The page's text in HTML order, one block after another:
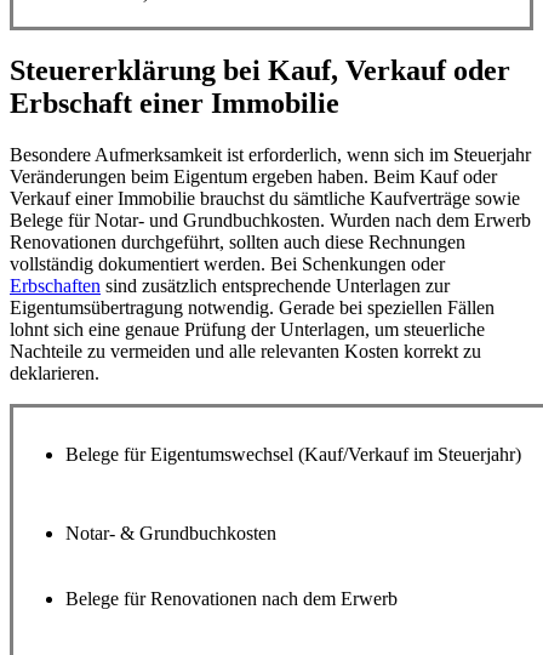
Steuererklärung bei Kauf, Verkauf oder
Erbschaft einer Immobilie
Besondere Aufmerksamkeit ist erforderlich, wenn sich im Steuerjahr
Veränderungen beim Eigentum ergeben haben. Beim Kauf oder
Verkauf einer Immobilie brauchst du sämtliche Kaufverträge sowie
Belege für Notar- und Grundbuchkosten. Wurden nach dem Erwerb
Renovationen durchgeführt, sollten auch diese Rechnungen
vollständig dokumentiert werden. Bei Schenkungen oder
Erbschaften sind zusätzlich entsprechende Unterlagen zur
Eigentumsübertragung notwendig. Gerade bei speziellen Fällen
lohnt sich eine genaue Prüfung der Unterlagen, um steuerliche
Nachteile zu vermeiden und alle relevanten Kosten korrekt zu
deklarieren.
Belege für Eigentumswechsel (Kauf/Verkauf im Steuerjahr)
Notar- & Grundbuchkosten
Belege für Renovationen nach dem Erwerb